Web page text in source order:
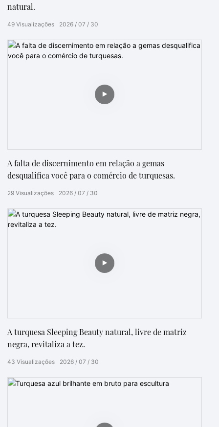
natural.
2026 07 30
49 Visualizações
A falta de discernimento em relação a gemas
desqualifica você para o comércio de turquesas.
2026 07 30
29 Visualizações
A turquesa Sleeping Beauty natural, livre de matriz
negra, revitaliza a tez.
2026 07 30
43 Visualizações